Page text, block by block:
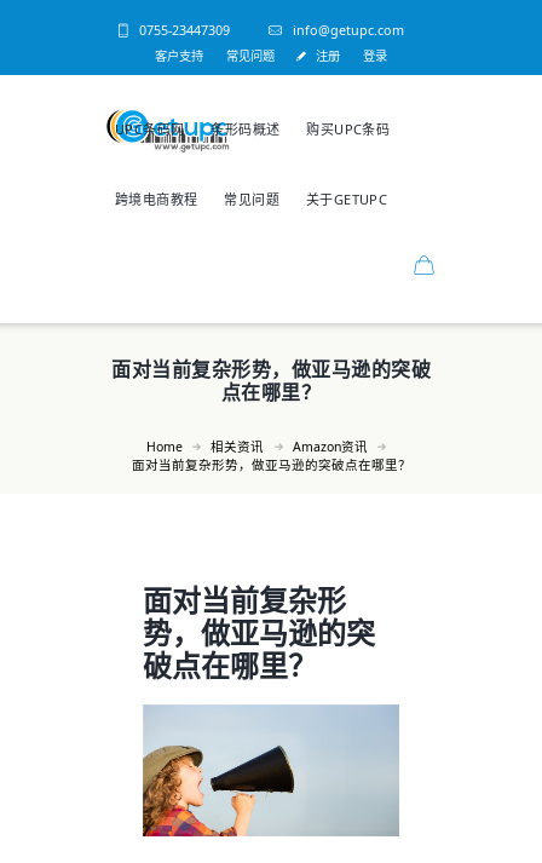
0755-23447309 info@getupc.com
客户支持 常见问题 注册 登录
UPC条码网 条形码概述 购买UPC条码
跨境电商教程 常见问题 关于GETUPC
面对当前复杂形势，做亚马逊的突破
点在哪里？
Home 相关资讯
Amazon资讯
面对当前复杂形势，做亚马逊的突破点在哪里？
面对当前复杂形
势，做亚马逊的突
破点在哪里？